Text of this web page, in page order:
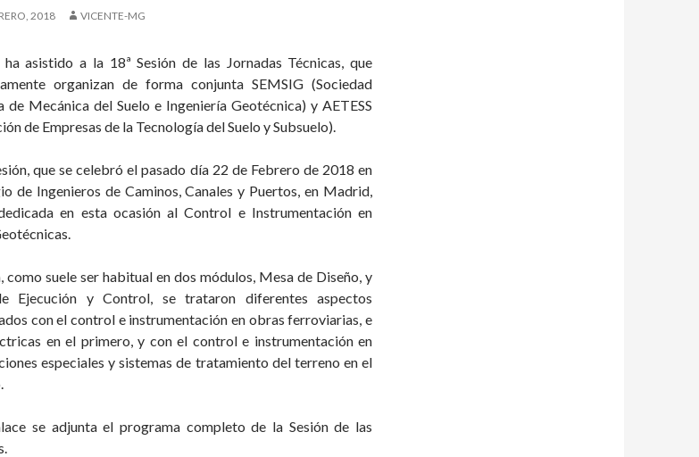
2018 VICENTE-MG
ha asistido a la 18ª Sesión de las Jornadas Técnicas, que
organizan de forma conjunta SEMSIG (Sociedad
de Mecánica del Suelo e Ingeniería Geotécnica) y AETESS
de Empresas de la Tecnología del Suelo y Subsuelo).
que se celebró el pasado día 22 de Febrero de 2018 en
de Ingenieros de Caminos, Canales y Puertos, en Madrid,
en esta ocasión al Control e Instrumentación en
como suele ser habitual en dos módulos, Mesa de Diseño, y
Ejecución y Control, se trataron diferentes aspectos
con el control e instrumentación en obras ferroviarias, e
en el primero, y con el control e instrumentación en
especiales y sistemas de tratamiento del terreno en el
se adjunta el programa completo de la Sesión de las